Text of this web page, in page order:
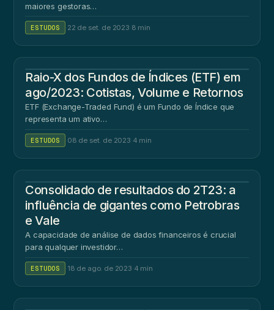
maiores gestoras…
ESTUDOS 22 de set. de 2023 8 min
Raio-X dos Fundos de Índices (ETF) em
ago/2023: Cotistas, Volume e Retornos
ETF (Exchange-Traded Fund) é um Fundo de Índice que
representa um ativo…
ESTUDOS 08 de set. de 2023 4 min
Consolidado de resultados do 2T23: a
influência de gigantes como Petrobras
e Vale
A capacidade de análise de dados financeiros é crucial
para qualquer investidor…
ESTUDOS 18 de ago. de 2023 4 min